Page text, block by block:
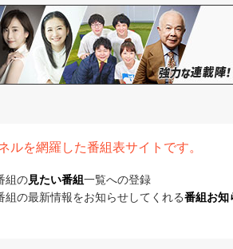
ルを網羅した番組表サイトです。
組の見たい番組 一覧への登録
組の最新情報をお知らせしてくれる番組お知